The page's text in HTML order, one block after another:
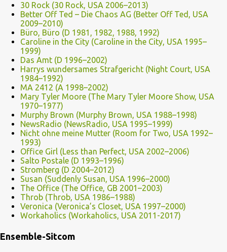
30 Rock (30 Rock, USA 2006–2013)
Better Off Ted – Die Chaos AG (Better Off Ted, USA
2009–2010)
Büro, Büro (D 1981, 1982, 1988, 1992)
Caroline in the City (Caroline in the City, USA 1995–
1999)
Das Amt (D 1996–2002)
Harrys wundersames Strafgericht (Night Court, USA
1984–1992)
MA 2412 (A 1998–2002)
Mary Tyler Moore (The Mary Tyler Moore Show, USA
1970–1977)
Murphy Brown (Murphy Brown, USA 1988–1998)
NewsRadio (NewsRadio, USA 1995–1999)
Nicht ohne meine Mutter (Room for Two, USA 1992–
1993)
Office Girl (Less than Perfect, USA 2002–2006)
Salto Postale (D 1993–1996)
Stromberg (D 2004–2012)
Susan (Suddenly Susan, USA 1996–2000)
The Office (The Office, GB 2001–2003)
Throb (Throb, USA 1986–1988)
Veronica (Veronica’s Closet, USA 1997–2000)
Workaholics (Workaholics, USA 2011-2017)
Ensemble-Sitcom